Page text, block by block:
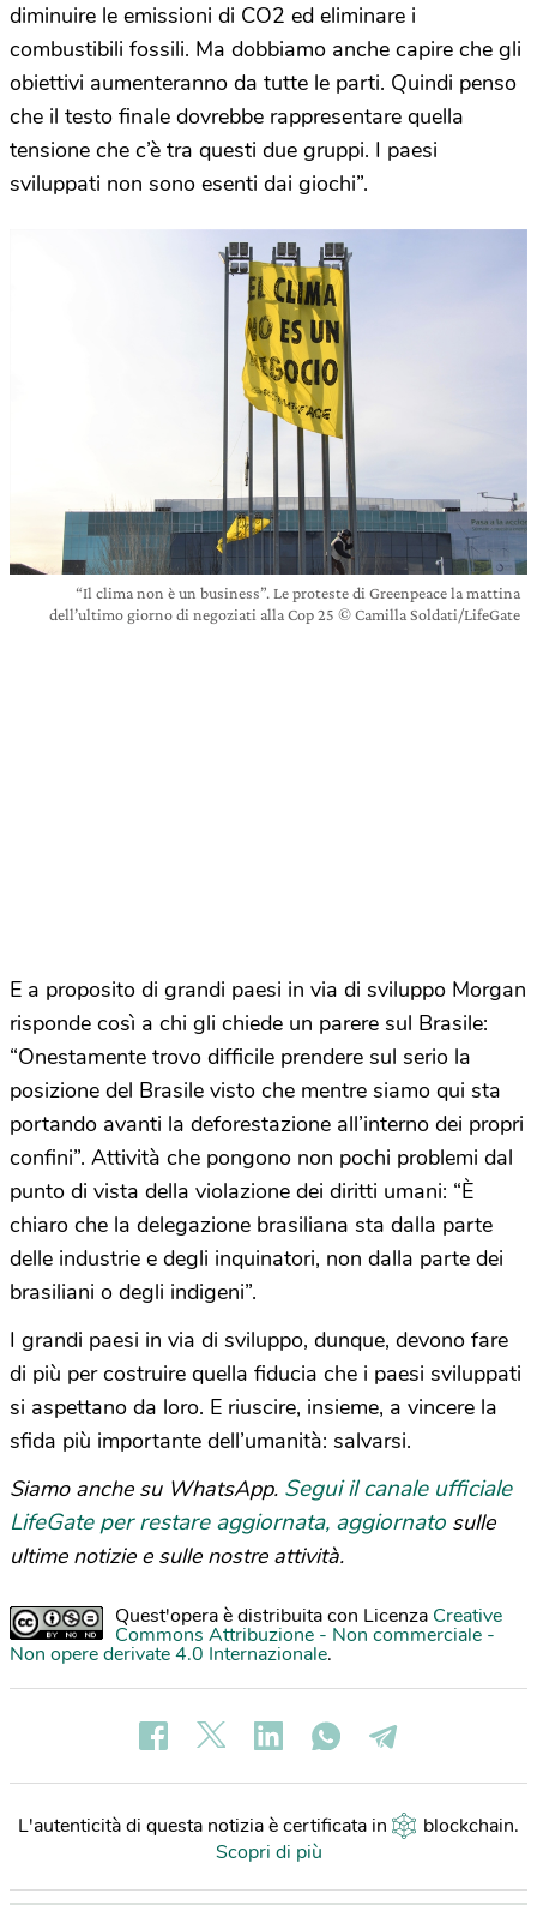
diminuire le emissioni di CO2 ed eliminare i
combustibili fossili. Ma dobbiamo anche capire che gli
obiettivi aumenteranno da tutte le parti. Quindi penso
che il testo finale dovrebbe rappresentare quella
tensione che c’è tra questi due gruppi. I paesi
sviluppati non sono esenti dai giochi”.
“Il clima non è un business”. Le proteste di Greenpeace la mattina
dell’ultimo giorno di negoziati alla Cop 25 © Camilla Soldati/LifeGate
E a proposito di grandi paesi in via di sviluppo Morgan
risponde così a chi gli chiede un parere sul Brasile:
“Onestamente trovo difficile prendere sul serio la
posizione del Brasile visto che mentre siamo qui sta
portando avanti la deforestazione all’interno dei propri
confini”. Attività che pongono non pochi problemi dal
punto di vista della violazione dei diritti umani: “È
chiaro che la delegazione brasiliana sta dalla parte
delle industrie e degli inquinatori, non dalla parte dei
brasiliani o degli indigeni”.
I grandi paesi in via di sviluppo, dunque, devono fare
di più per costruire quella fiducia che i paesi sviluppati
si aspettano da loro. E riuscire, insieme, a vincere la
sfida più importante dell’umanità: salvarsi.
Siamo anche su WhatsApp. Segui il canale ufficiale
LifeGate per restare aggiornata, aggiornato sulle
ultime notizie e sulle nostre attività.
Quest'opera è distribuita con Licenza Creative
Commons Attribuzione - Non commerciale -
Non opere derivate 4.0 Internazionale.
L'autenticità di questa notizia è certificata in blockchain.
Scopri di più